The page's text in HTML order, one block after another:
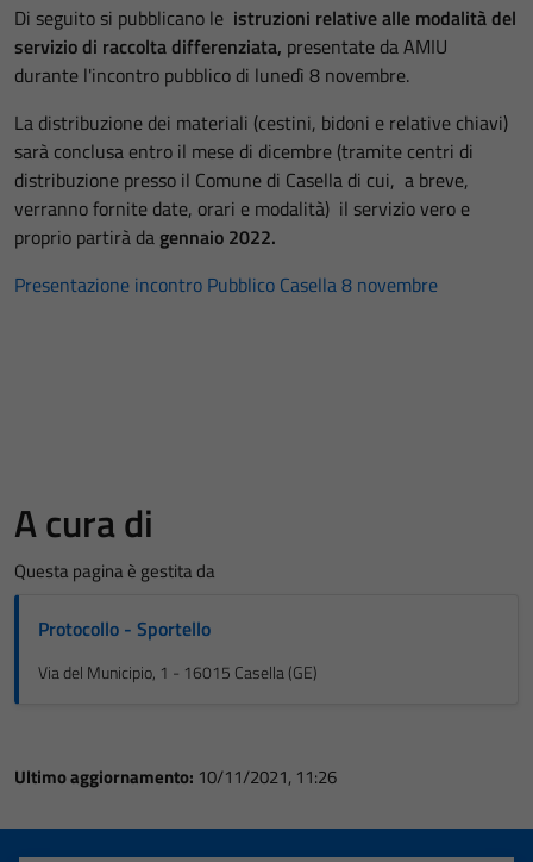
Di seguito si pubblicano le istruzioni relative alle modalità del
servizio di raccolta differenziata, presentate da AMIU
durante l'incontro pubblico di lunedì 8 novembre.
La distribuzione dei materiali (cestini, bidoni e relative chiavi)
sarà conclusa entro il mese di dicembre (tramite centri di
distribuzione presso il Comune di Casella di cui, a breve,
verranno fornite date, orari e modalità) il servizio vero e
proprio partirà da gennaio 2022.
Presentazione incontro Pubblico Casella 8 novembre
A cura di
Questa pagina è gestita da
Protocollo - Sportello
Via del Municipio, 1 - 16015 Casella (GE)
Ultimo aggiornamento: 10/11/2021, 11:26